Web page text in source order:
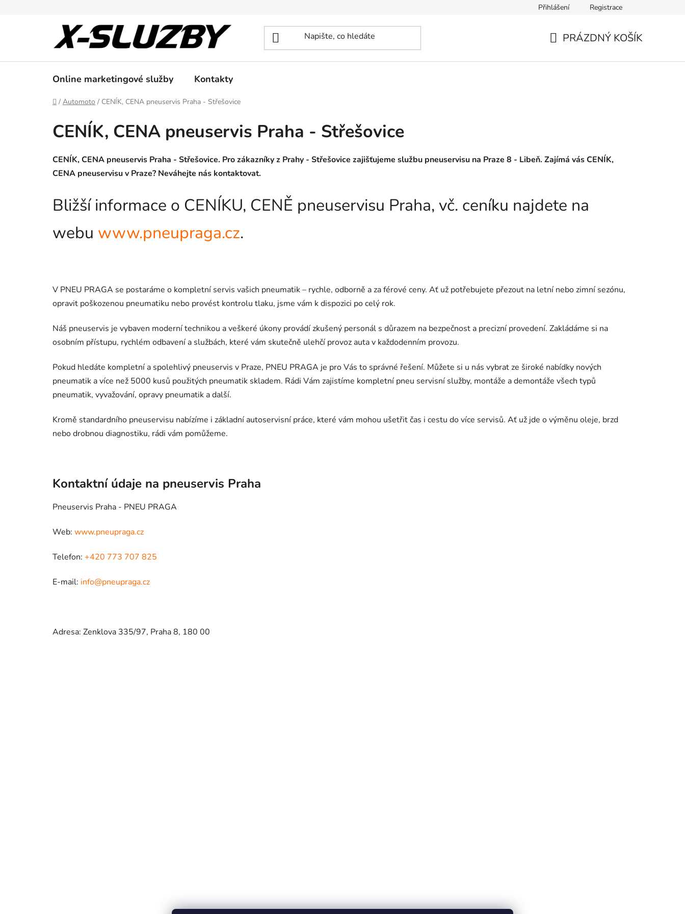
Přihlášení Registrace
PRÁZDNÝ KOŠÍK
Online marketingové služby Kontakty
Domů
/ Automoto / CENÍK, CENA pneuservis Praha - Střešovice
CENÍK, CENA pneuservis Praha - Střešovice
CENÍK, CENA pneuservis Praha - Střešovice. Pro zákazníky z Prahy - Střešovice zajišťujeme službu pneuservisu na Praze 8 - Libeň. Zajímá vás CENÍK,
CENA pneuservisu v Praze? Neváhejte nás kontaktovat.
Bližší informace o CENÍKU, CENĚ pneuservisu Praha, vč. ceníku najdete na
webu www.pneupraga.cz.
V PNEU PRAGA se postaráme o kompletní servis vašich pneumatik – rychle, odborně a za férové ceny. Ať už potřebujete přezout na letní nebo zimní sezónu,
opravit poškozenou pneumatiku nebo provést kontrolu tlaku, jsme vám k dispozici po celý rok.
Náš pneuservis je vybaven moderní technikou a veškeré úkony provádí zkušený personál s důrazem na bezpečnost a precizní provedení. Zakládáme si na
osobním přístupu, rychlém odbavení a službách, které vám skutečně ulehčí provoz auta v každodenním provozu.
Pokud hledáte kompletní a spolehlivý pneuservis v Praze, PNEU PRAGA je pro Vás to správné řešení. Můžete si u nás vybrat ze široké nabídky nových
pneumatik a více než 5000 kusů použitých pneumatik skladem. Rádi Vám zajistíme kompletní pneu servisní služby, montáže a demontáže všech typů
pneumatik, vyvažování, opravy pneumatik a další.
Kromě standardního pneuservisu nabízíme i základní autoservisní práce, které vám mohou ušetřit čas i cestu do více servisů. Ať už jde o výměnu oleje, brzd
nebo drobnou diagnostiku, rádi vám pomůžeme.
Kontaktní údaje na pneuservis Praha
Pneuservis Praha - PNEU PRAGA
Web: www.pneupraga.cz
Telefon: +420 773 707 825
E-mail: info@pneupraga.cz
Adresa: Zenklova 335/97, Praha 8, 180 00